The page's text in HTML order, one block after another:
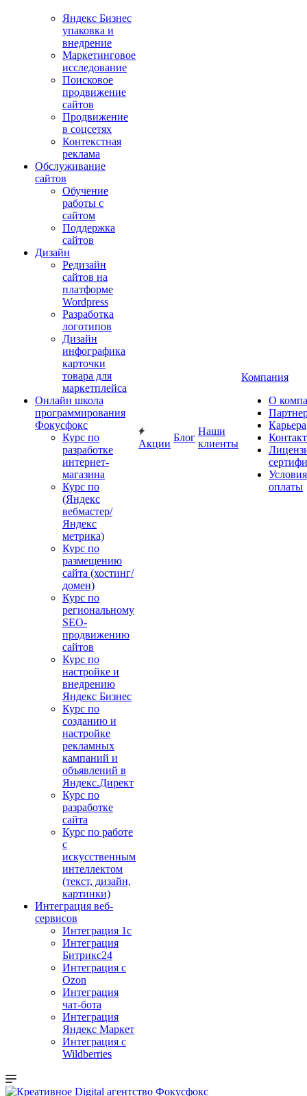
Яндекс Бизнес
упаковка и
внедрение
Маркетинговое
исследование
Поисковое
продвижение
сайтов
Продвижение
в соцсетях
Контекстная
реклама
Обслуживание
сайтов
Обучение
работы с
сайтом
Поддержка
сайтов
Дизайн
Редизайн
сайтов на
платформе
Wordpress
Разработка
логотипов
Дизайн
инфографика
карточки
товара для
маркетплейса
Онлайн школа
программирования
Фокусфокс
Курс по
разработке
интернет-
магазина
Курс по
(Яндекс
вебмастер/
Яндекс
метрика)
Курс по
размещению
сайта (хостинг/
домен)
Курс по
региональному
SEO-
продвижению
сайтов
Курс по
настройке и
внедрению
Яндекс Бизнес
Курс по
созданию и
настройке
рекламных
кампаний и
объявлений в
Яндекс.Директ
Курс по
разработке
сайта
Курс по работе
с
искусственным
интеллектом
(текст, дизайн,
картинки)
Интеграция веб-
сервисов
Интеграция 1с
Интеграция
Битрикс24
Интеграция с
Ozon
Интеграция
чат-бота
Интеграция
Яндекс Маркет
Интеграция с
Wildberries
Акции
Блог
Наши
клиенты
Компания
О
Карьера
Условия
оплаты